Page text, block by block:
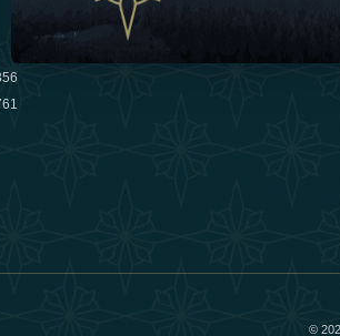
10 March 2025
©